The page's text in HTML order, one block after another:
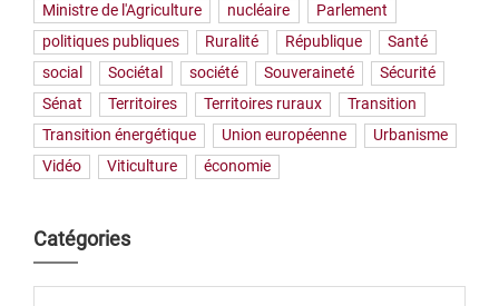
Ministre de l'Agriculture
nucléaire
Parlement
politiques publiques
Ruralité République
Santé
social
Sociétal société Souveraineté
Sécurité
Sénat
Territoires Territoires ruraux
Transition
Transition énergétique
Union européenne
Urbanisme
Vidéo
Viticulture économie
Catégories